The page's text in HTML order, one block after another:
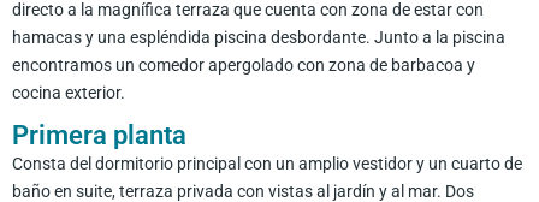
directo a la magnífica terraza que cuenta con zona de estar con
hamacas y una espléndida piscina desbordante. Junto a la piscina
encontramos un comedor apergolado con zona de barbacoa y
cocina exterior.
Primera planta
Consta del dormitorio principal con un amplio vestidor y un cuarto de
baño en suite, terraza privada con vistas al jardín y al mar. Dos